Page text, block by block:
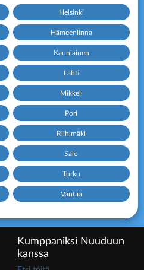
Helsinki
Hämeenlinna
Kauniainen
Lahti
Mikkeli
Pori
Riihimäki
Salo
Turku
Vantaa
Kumppaniksi Nuuduun
kanssa